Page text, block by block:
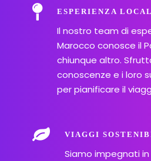
ESPERIENZA
Il nostro team di
Marocco conosce il
chiunque altro.
conoscenze e i loro
per pianificare il
VIAGGI
Siamo impegnati